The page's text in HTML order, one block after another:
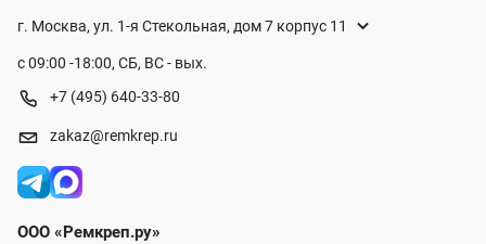
г. Москва, ул. 1-я Стекольная, дом 7 корпус 11
с 09:00 -18:00, СБ, ВС - вых.
+7 (495) 640-33-80
zakaz@remkrep.ru
ООО «Ремкреп.ру»